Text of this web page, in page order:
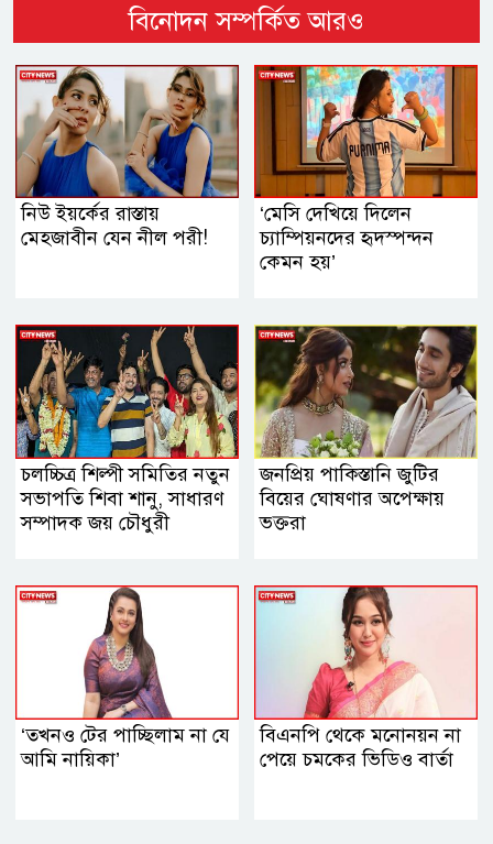
বিনোদন সম্পর্কিত আরও
নিউ ইয়র্কের রাস্তায়
মেহজাবীন যেন নীল পরী!
‘মেসি দেখিয়ে দিলেন
চ্যাম্পিয়নদের হৃদস্পন্দন
কেমন হয়’
চলচ্চিত্র শিল্পী সমিতির নতুন
সভাপতি শিবা শানু, সাধারণ
সম্পাদক জয় চৌধুরী
জনপ্রিয় পাকিস্তানি জুটির
বিয়ের ঘোষণার অপেক্ষায়
ভক্তরা
‘তখনও টের পাচ্ছিলাম না যে
আমি নায়িকা’
বিএনপি থেকে মনোনয়ন না
পেয়ে চমকের ভিডিও বার্তা